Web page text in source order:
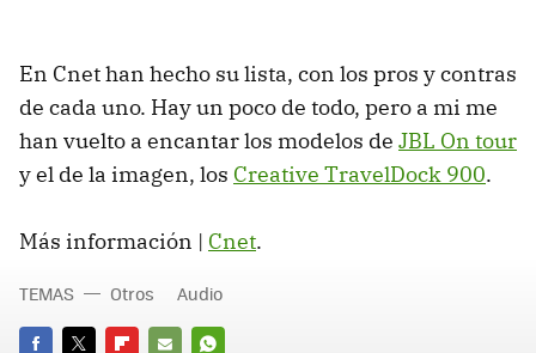
En Cnet han hecho su lista, con los pros y contras
de cada uno. Hay un poco de todo, pero a mi me
han vuelto a encantar los modelos de JBL On tour
y el de la imagen, los Creative TravelDock 900.
Más información | Cnet.
TEMAS Otros Audio